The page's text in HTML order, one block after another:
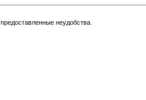
неудобства.